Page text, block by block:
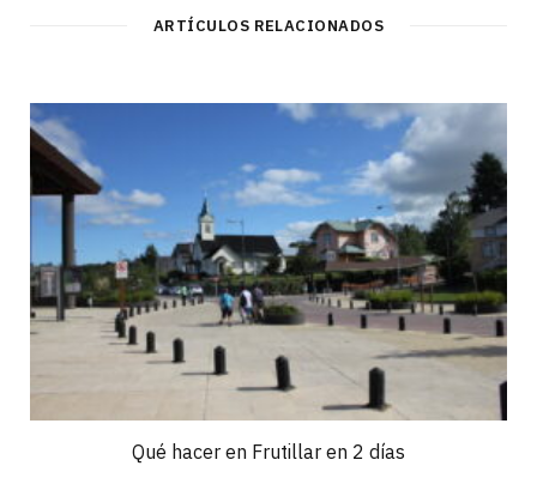
ARTÍCULOS RELACIONADOS
Qué hacer en Frutillar en 2 días